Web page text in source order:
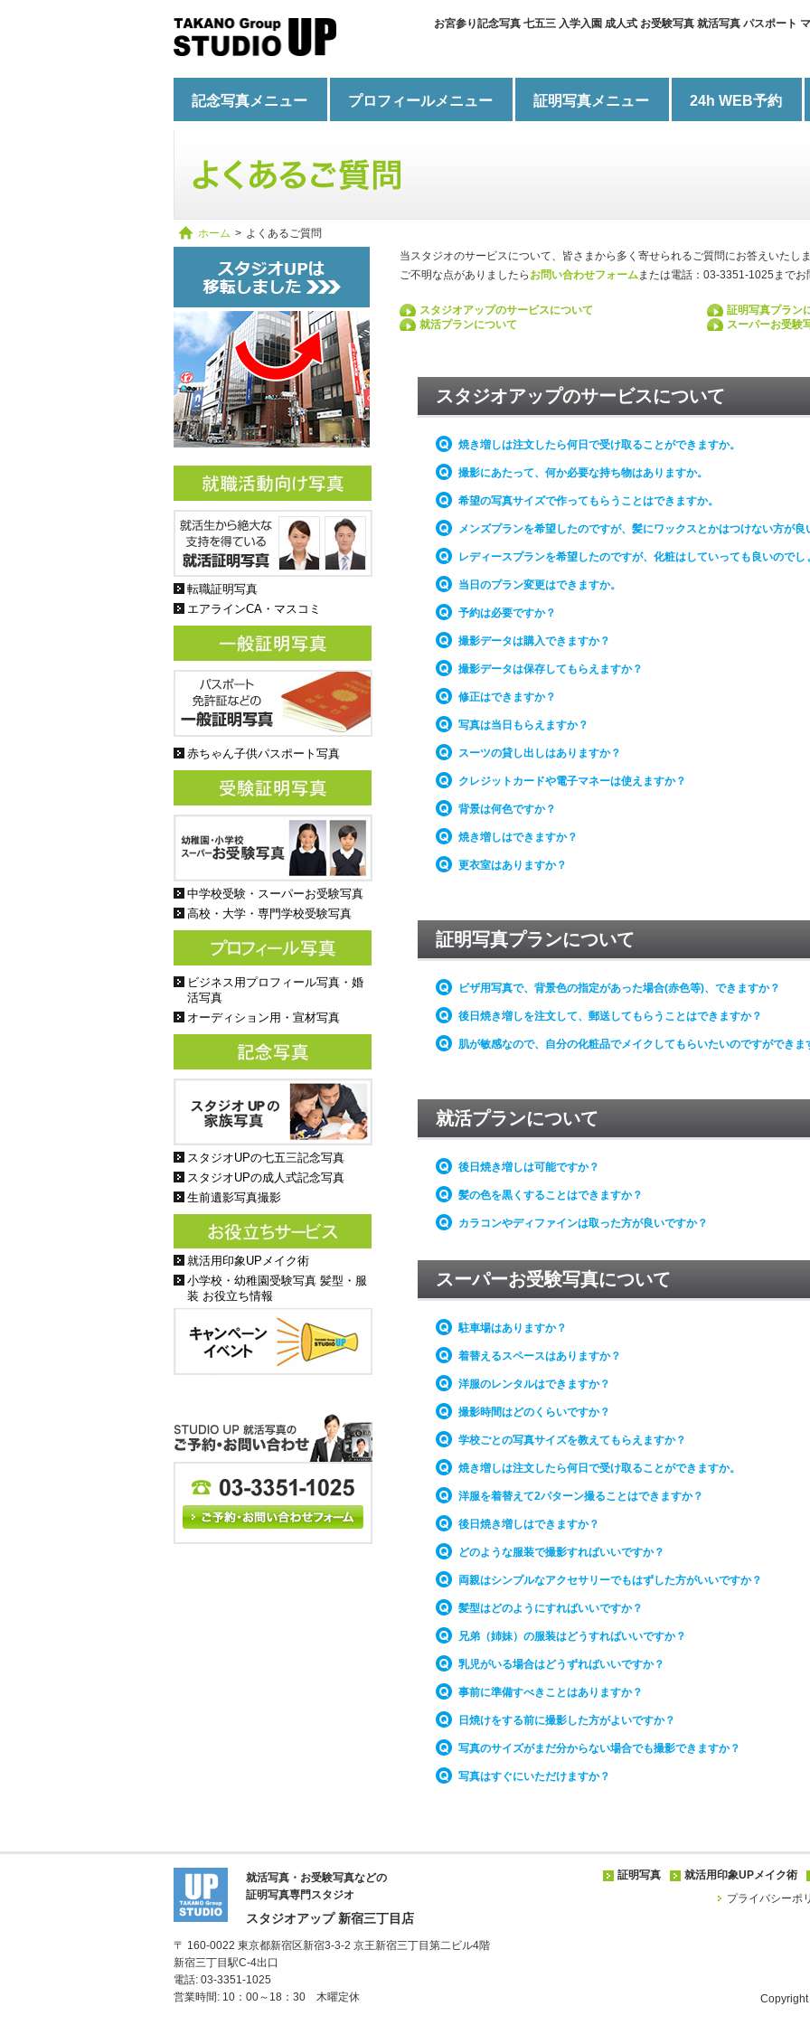
お宮参り記念写真 七五三 入学入園 成人式 お受験写真 就活写真 パスポート
記念写真メニュー プロフィールメニュー 証明写真メニュー 24h WEB予約
ホーム > よくあるご質問
転職証明写真
エアラインCA・マスコミ
赤ちゃん子供パスポート写真
中学校受験・スーパーお受験写真
高校・大学・専門学校受験写真
ビジネス用プロフィール写真・婚
活写真
オーディション用・宣材写真
スタジオUPの七五三記念写真
スタジオUPの成人式記念写真
生前遺影写真撮影
就活用印象UPメイク術
小学校・幼稚園受験写真 髪型・服
装 お役立ち情報
当スタジオのサービスについて、皆さまから多く寄せられるご質問にお答えいたし
ご不明な点がありましたら お問い合わせフォームまたは電話：03-3351-1025まで
スタジオアップのサービスについて
証明写真プラン
就活プランについて
スーパーお受験
スタジオアップのサービスについて
焼き増しは注文したら何日で受け取ることができますか。
撮影にあたって、何か必要な持ち物はありますか。
希望の写真サイズで作ってもらうことはできますか。
メンズプランを希望したのですが、髪にワックスとかはつけない方が良
レディースプランを希望したのですが、化粧はしていっても良いのでし
当日のプラン変更はできますか。
予約は必要ですか？
撮影データは購入できますか？
撮影データは保存してもらえますか？
修正はできますか？
写真は当日もらえますか？
スーツの貸し出しはありますか？
クレジットカードや電子マネーは使えますか？
背景は何色ですか？
焼き増しはできますか？
更衣室はありますか？
証明写真プランについて
ビザ用写真で、背景色の指定があった場合(赤色等)、できますか？
後日焼き増しを注文して、郵送してもらうことはできますか？
肌が敏感なので、自分の化粧品でメイクしてもらいたいのですができま
就活プランについて
後日焼き増しは可能ですか？
髪の色を黒くすることはできますか？
カラコンやディファインは取った方が良いですか？
スーパーお受験写真について
駐車場はありますか？
着替えるスペースはありますか？
洋服のレンタルはできますか？
撮影時間はどのくらいですか？
学校ごとの写真サイズを教えてもらえますか？
焼き増しは注文したら何日で受け取ることができますか。
洋服を着替えて2パターン撮ることはできますか？
後日焼き増しはできますか？
どのような服装で撮影すればいいですか？
両親はシンプルなアクセサリーでもはずした方がいいですか？
髪型はどのようにすればいいですか？
兄弟（姉妹）の服装はどうすればいいですか？
乳児がいる場合はどうずればいいですか？
事前に準備すべきことはありますか？
日焼けをする前に撮影した方がよいですか？
写真のサイズがまだ分からない場合でも撮影できますか？
写真はすぐにいただけますか？
就活写真・お受験写真などの
証明写真専門スタジオ
スタジオアップ 新宿三丁目店
〒 160-0022 東京都新宿区新宿3-3-2 京王新宿三丁目第二ビル4階
新宿三丁目駅C-4出口
電話: 03-3351-1025
営業時間: 10：00～18：30 木曜定休
証明写真
就活用印象UPメイク術
プライバシーポ